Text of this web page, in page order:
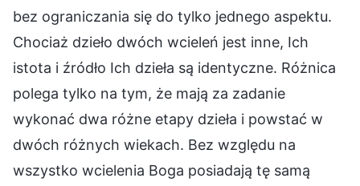
bez ograniczania się do tylko jednego aspektu.
Chociaż dzieło dwóch wcieleń jest inne, Ich
istota i źródło Ich dzieła są identyczne. Różnica
polega tylko na tym, że mają za zadanie
wykonać dwa różne etapy dzieła i powstać w
dwóch różnych wiekach. Bez względu na
wszystko wcielenia Boga posiadają tę samą